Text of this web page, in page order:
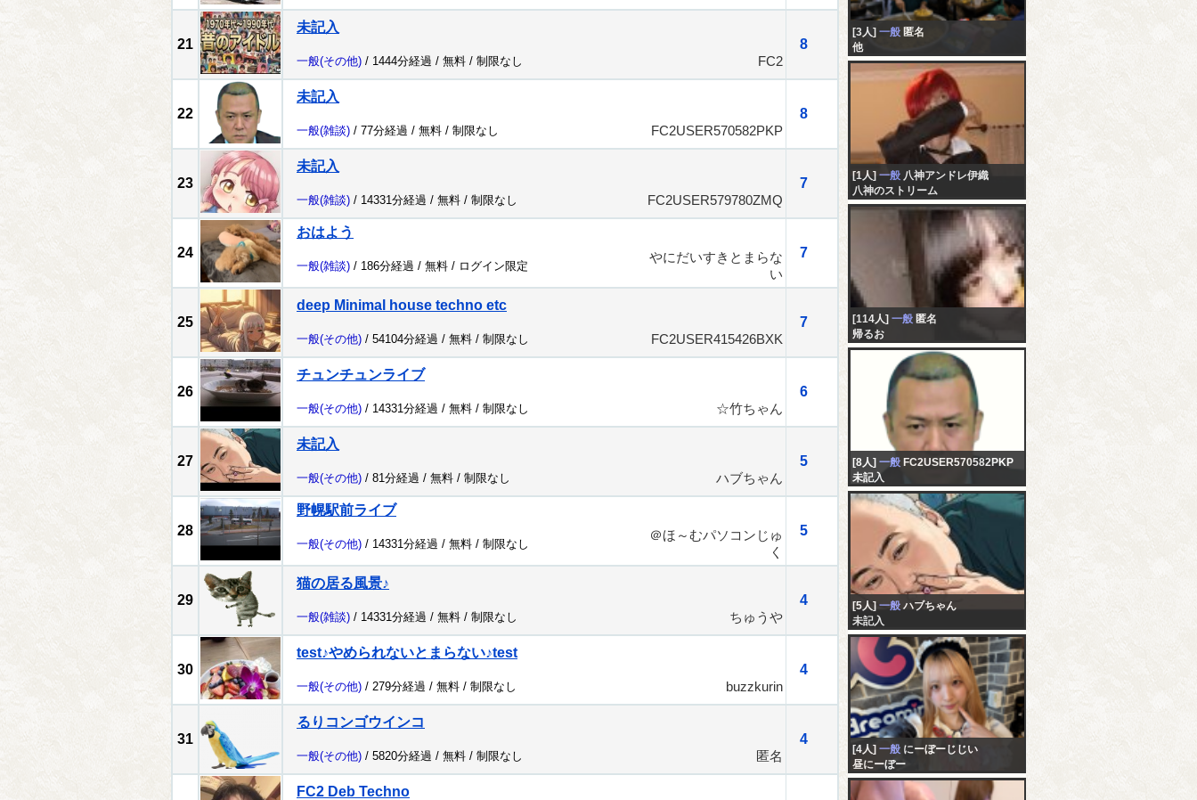
21
未記入
8
一般(その他) / 1444分経過 / 無料 / 制限なし FC2
22
未記入
8
一般(雑談) / 77分経過 / 無料 / 制限なし FC2USER570582PKP
23
未記入
7
一般(雑談) / 14331分経過 / 無料 / 制限なし FC2USER579780ZMQ
24
おはよう
7
一般(雑談) / 186分経過 / 無料 / ログイン限定
やにだいすきとまらな
い
25
deep Minimal house techno etc
7
一般(その他) / 54104分経過 / 無料 / 制限なし FC2USER415426BXK
26
チュンチュンライブ
6
一般(その他) / 14331分経過 / 無料 / 制限なし ☆竹ちゃん
27
未記入
5
一般(その他) / 81分経過 / 無料 / 制限なし ハブちゃん
28
野幌駅前ライブ
5
一般(その他) / 14331分経過 / 無料 / 制限なし
＠ほ～むパソコンじゅ
く
29
猫の居る風景♪
4
一般(雑談) / 14331分経過 / 無料 / 制限なし ちゅうや
30
test♪やめられないとまらない♪test
4
一般(その他) / 279分経過 / 無料 / 制限なし buzzkurin
31
るりコンゴウインコ
4
一般(その他) / 5820分経過 / 無料 / 制限なし 匿名
FC2 Deb Techno
[3人] 一般 匿名
他
[1人] 一般 八神アンドレ伊織
八神のストリーム
[114人] 一般 匿名
帰るお
[8人] 一般 FC2USER570582PKP
未記入
[5人] 一般 ハブちゃん
未記入
[4人] 一般 にーぼーじじい
昼にーぼー